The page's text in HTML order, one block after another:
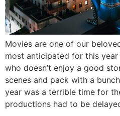
Movies are one of our
most anticipated for this
who doesn’t enjoy a good
scenes and pack with a
year was a terrible time for
productions had to be